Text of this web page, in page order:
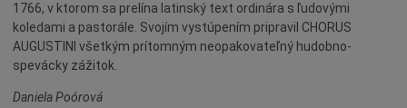
História
Ocenenia
Voľby
Šport
1766, v ktorom sa prelína latinský text ordinára s ľudovými
koledami a pastorále. Svojím vystúpením pripravil CHORUS
AUGUSTINI všetkým prítomným neopakovateľný hudobno-
spevácky zážitok.
Daniela Poórová